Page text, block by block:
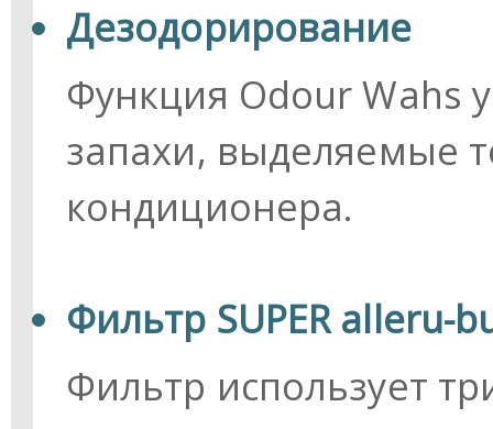
Дезодорирование
Функция Odour Wahs
запахи, выделяемые
кондиционера.
Фильтр SUPER alleru-
Фильтр использует